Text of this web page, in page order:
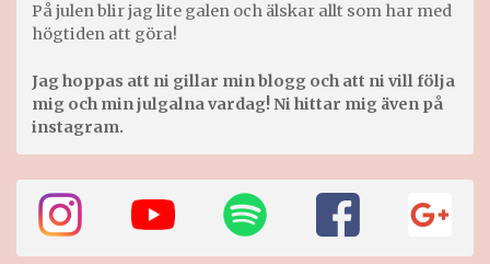
På julen blir jag lite galen och älskar allt som har med
högtiden att göra!
Jag hoppas att ni gillar min blogg och att ni vill följa
mig och min julgalna vardag! Ni hittar mig även på
instagram.